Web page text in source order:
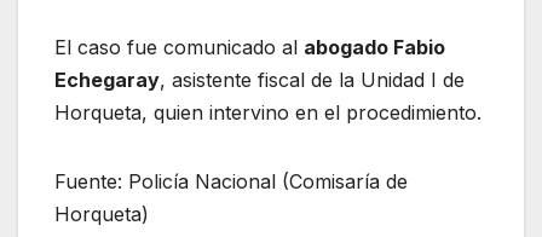
El caso fue comunicado al abogado Fabio
Echegaray, asistente fiscal de la Unidad I de
Horqueta, quien intervino en el procedimiento.
Fuente: Policía Nacional (Comisaría de
Horqueta)